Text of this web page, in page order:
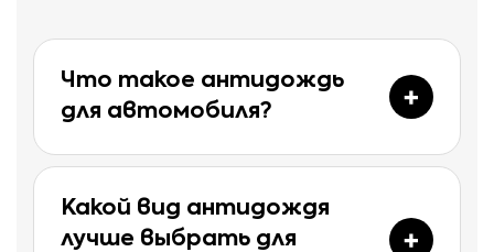
Что такое антидождь
для автомобиля?
Какой вид антидождя
лучше выбрать для